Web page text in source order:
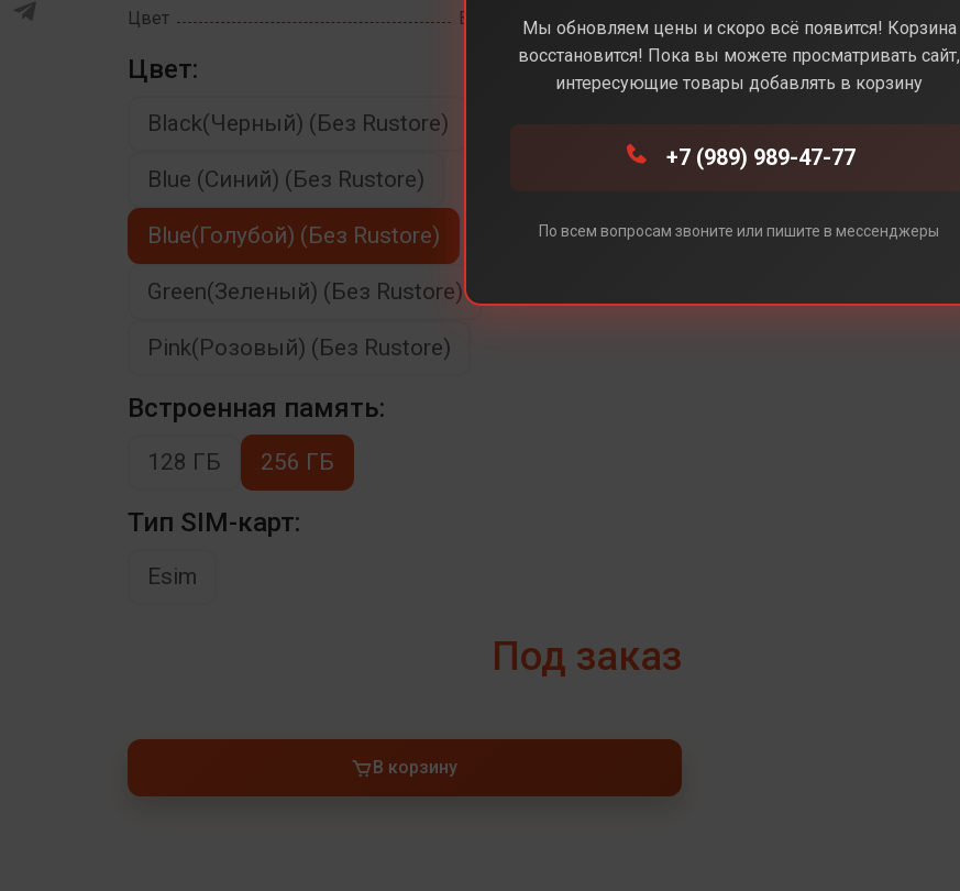
Цвет Blue(Голубой) (Без Rustore)
Цвет:
Black(Черный) (Без Rustore)
Blue (Синий) (Без Rustore)
Blue(Голубой) (Без Rustore)
Green(Зеленый) (Без Rustore)
Pink(Розовый) (Без Rustore)
Встроенная память:
128 ГБ 256 ГБ
Тип SIM-карт:
Esim
Под заказ
В корзину
Мы обновляем цены и скоро всё появится! Корзина
восстановится! Пока вы можете просматривать сайт,
интересующие товары добавлять в корзину
+7 (989) 989-47-77
По всем вопросам звоните или пишите в мессенджеры